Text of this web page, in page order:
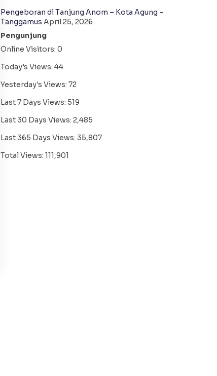
Pengeboran di Tanjung Anom – Kota Agung –
Tanggamus April 25, 2026
Pengunjung
Online Visitors: 0
Today's Views: 44
Yesterday's Views: 72
Last 7 Days Views: 519
Last 30 Days Views: 2,485
Last 365 Days Views: 35,807
Total Views: 111,901